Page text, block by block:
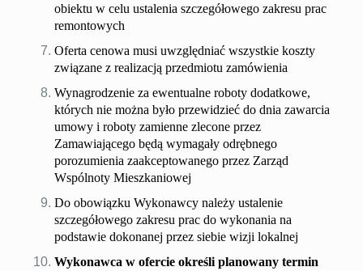
obiektu w celu ustalenia szczegółowego zakresu prac
remontowych
Oferta cenowa musi uwzględniać wszystkie koszty
związane z realizacją przedmiotu zamówienia
Wynagrodzenie za ewentualne roboty dodatkowe,
których nie można było przewidzieć do dnia zawarcia
umowy i roboty zamienne zlecone przez
Zamawiającego będą wymagały odrębnego
porozumienia zaakceptowanego przez Zarząd
Wspólnoty Mieszkaniowej
Do obowiązku Wykonawcy należy ustalenie
szczegółowego zakresu prac do wykonania na
podstawie dokonanej przez siebie wizji lokalnej
Wykonawca w ofercie określi planowany termin